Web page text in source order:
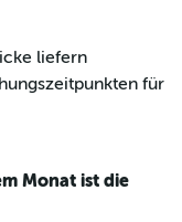
liefern
für
Monat ist die